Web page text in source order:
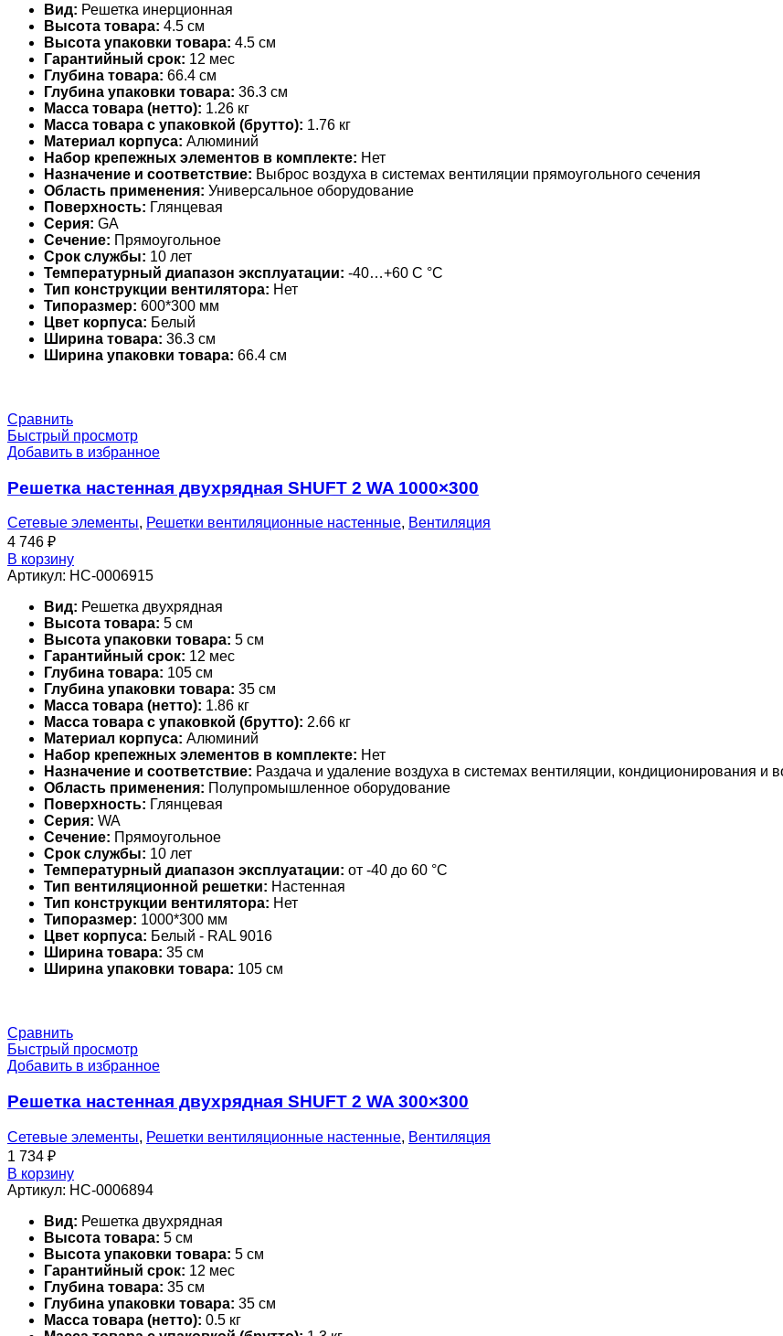
Вид: Решетка инерционная
Высота товара: 4.5 см
Высота упаковки товара: 4.5 см
Гарантийный срок: 12 мес
Глубина товара: 66.4 см
Глубина упаковки товара: 36.3 см
Масса товара (нетто): 1.26 кг
Масса товара с упаковкой (брутто): 1.76 кг
Материал корпуса: Алюминий
Набор крепежных элементов в комплекте: Нет
Назначение и соответствие: Выброс воздуха в системах вентиляции прямоугольного сечения
Область применения: Универсальное оборудование
Поверхность: Глянцевая
Серия: GA
Сечение: Прямоугольное
Срок службы: 10 лет
Температурный диапазон эксплуатации: -40…+60 С °С
Тип конструкции вентилятора: Нет
Типоразмер: 600*300 мм
Цвет корпуса: Белый
Ширина товара: 36.3 см
Ширина упаковки товара: 66.4 см
Сравнить
Быстрый просмотр
Добавить в избранное
Решетка настенная двухрядная SHUFT 2 WA 1000×300
Сетевые элементы, Решетки вентиляционные настенные, Вентиляция
4 746 ₽
В корзину
Артикул: НС-0006915
Вид: Решетка двухрядная
Высота товара: 5 см
Высота упаковки товара: 5 см
Гарантийный срок: 12 мес
Глубина товара: 105 см
Глубина упаковки товара: 35 см
Масса товара (нетто): 1.86 кг
Масса товара с упаковкой (брутто): 2.66 кг
Материал корпуса: Алюминий
Набор крепежных элементов в комплекте: Нет
Назначение и соответствие: Раздача и удаление воздуха в системах вентиляции, кондиционирования и
Область применения: Полупромышленное оборудование
Поверхность: Глянцевая
Серия: WA
Сечение: Прямоугольное
Срок службы: 10 лет
Температурный диапазон эксплуатации: от -40 до 60 °С
Тип вентиляционной решетки: Настенная
Тип конструкции вентилятора: Нет
Типоразмер: 1000*300 мм
Цвет корпуса: Белый - RAL 9016
Ширина товара: 35 см
Ширина упаковки товара: 105 см
Сравнить
Быстрый просмотр
Добавить в избранное
Решетка настенная двухрядная SHUFT 2 WA 300×300
Сетевые элементы, Решетки вентиляционные настенные, Вентиляция
1 734 ₽
В корзину
Артикул: НС-0006894
Вид: Решетка двухрядная
Высота товара: 5 см
Высота упаковки товара: 5 см
Гарантийный срок: 12 мес
Глубина товара: 35 см
Глубина упаковки товара: 35 см
Масса товара (нетто): 0.5 кг